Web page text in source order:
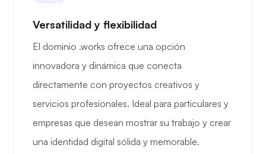
Versatilidad y flexibilidad
El dominio .works ofrece una opción
innovadora y dinámica que conecta
directamente con proyectos creativos y
servicios profesionales. Ideal para particulares y
empresas que desean mostrar su trabajo y crear
una identidad digital sólida y memorable.